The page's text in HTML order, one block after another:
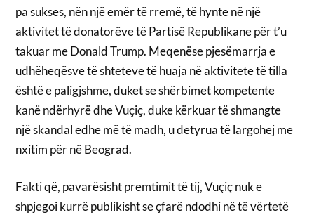
pa sukses, nën një emër të rremë, të hynte në një
aktivitet të donatorëve të Partisë Republikane për t’u
takuar me Donald Trump. Meqenëse pjesëmarrja e
udhëheqësve të shteteve të huaja në aktivitete të tilla
është e paligjshme, duket se shërbimet kompetente
kanë ndërhyrë dhe Vuçiç, duke kërkuar të shmangte
një skandal edhe më të madh, u detyrua të largohej me
nxitim për në Beograd.
Fakti që, pavarësisht premtimit të tij, Vuçiç nuk e
shpjegoi kurrë publikisht se çfarë ndodhi në të vërtetë